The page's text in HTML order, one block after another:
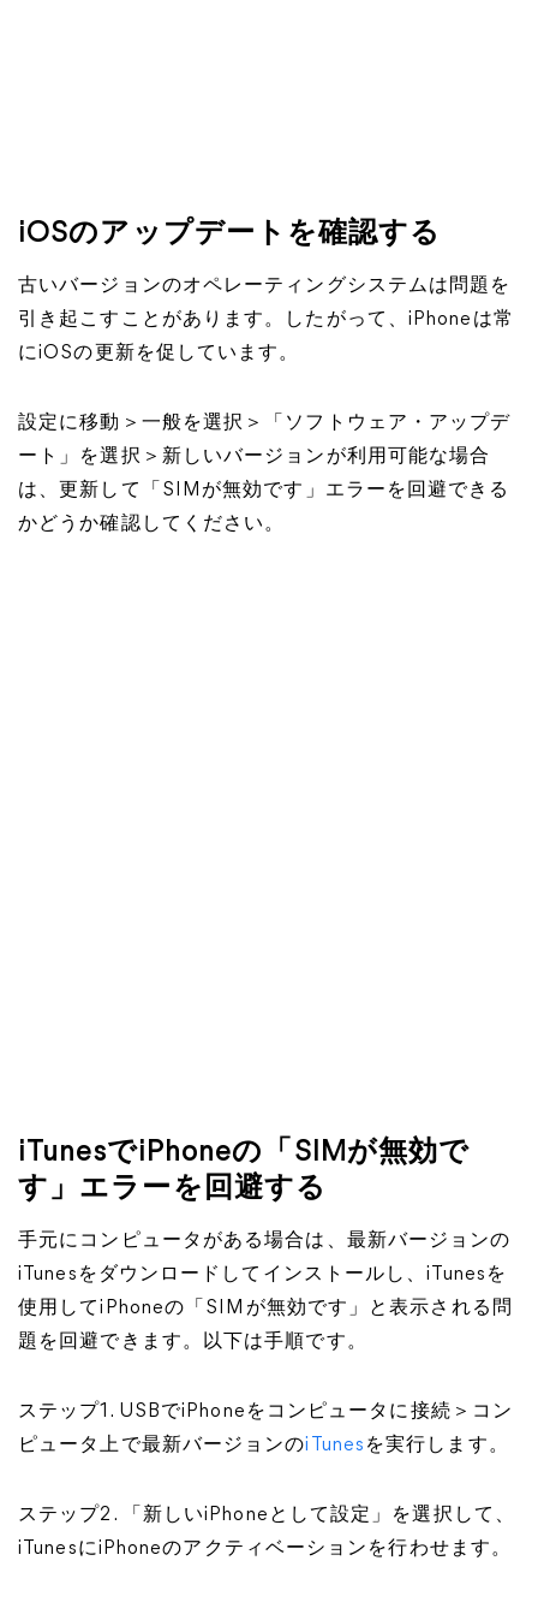
iOSのアップデートを確認する
古いバージョンのオペレーティングシステムは問題を
引き起こすことがあります。したがって、iPhoneは常
にiOSの更新を促しています。
設定に移動＞一般を選択＞「ソフトウェア・アップデ
ート」を選択＞新しいバージョンが利用可能な場合
は、更新して「SIMが無効です」エラーを回避できる
かどうか確認してください。
iTunesでiPhoneの「SIMが無効で
す」エラーを回避する
手元にコンピュータがある場合は、最新バージョンの
iTunesをダウンロードしてインストールし、iTunesを
使用してiPhoneの「SIMが無効です」と表示される問
題を回避できます。以下は手順です。
ステップ1. USBでiPhoneをコンピュータに接続＞コン
ピュータ上で最新バージョンのiTunes を実行します。
ステップ2. 「新しいiPhoneとして設定」を選択して、
iTunesにiPhoneのアクティベーションを行わせます。